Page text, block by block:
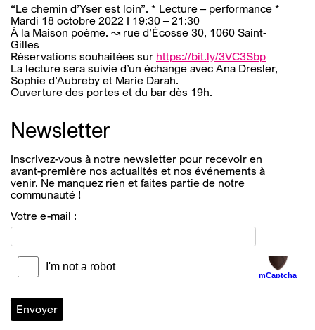
“Le chemin d’Yser est loin”. * Lecture – performance *
Mardi 18 octobre 2022 I 19:30 – 21:30
À la Maison poème. ↝ rue d’Écosse 30, 1060 Saint-
Gilles
Réservations souhaitées sur https://bit.ly/3VC3Sbp
La lecture sera suivie d’un échange avec Ana Dresler,
Sophie d’Aubreby et Marie Darah.
Ouverture des portes et du bar dès 19h.
Newsletter
Inscrivez-vous à notre newsletter pour recevoir en
avant-première nos actualités et nos événements à
venir. Ne manquez rien et faites partie de notre
communauté !
Votre e-mail :